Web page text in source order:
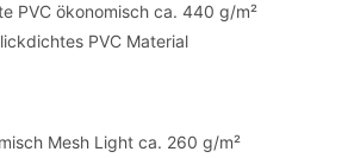
PVC ökonomisch ca. 440 g/m²
PVC Material
Mesh Light ca. 260 g/m²